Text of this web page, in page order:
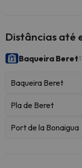
Distâncias até
Baqueira Beret
Baqueira Beret
Pla de Beret
Port de la Bonaigua